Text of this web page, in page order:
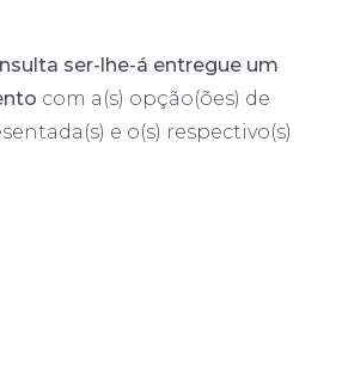
ser-lhe-á entregue um
com a(s) opção(ões) de
e o(s) respectivo(s)